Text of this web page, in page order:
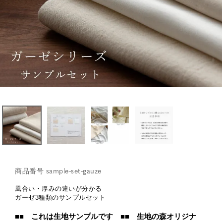
商品番号 sample-set-gauze
風合い・厚みの違いが分かる
ガーゼ3種類のサンプルセット
■■ これは生地サンプルです ■■ 生地の森オリジナ